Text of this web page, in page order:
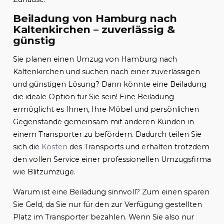
Beiladung von Hamburg nach
Kaltenkirchen – zuverlässig &
günstig
Sie planen einen Umzug von Hamburg nach
Kaltenkirchen und suchen nach einer zuverlässigen
und günstigen Lösung? Dann könnte eine Beiladung
die ideale Option für Sie sein! Eine Beiladung
ermöglicht es Ihnen, Ihre Möbel und persönlichen
Gegenstände gemeinsam mit anderen Kunden in
einem Transporter zu befördern. Dadurch teilen Sie
sich die Kosten des Transports und erhalten trotzdem
den vollen Service einer professionellen Umzugsfirma
wie Blitzumzüge.
Warum ist eine Beiladung sinnvoll? Zum einen sparen
Sie Geld, da Sie nur für den zur Verfügung gestellten
Platz im Transporter bezahlen. Wenn Sie also nur